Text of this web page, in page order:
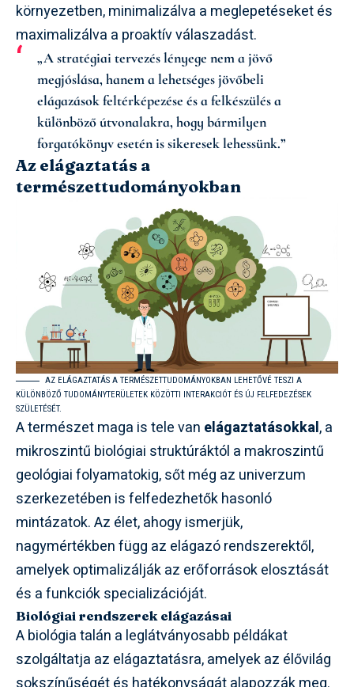
környezetben, minimalizálva a meglepetéseket és
maximalizálva a proaktív válaszadást.
„A stratégiai tervezés lényege nem a jövő
megjóslása, hanem a lehetséges jövőbeli
elágazások feltérképezése és a felkészülés a
különböző útvonalakra, hogy bármilyen
forgatókönyv esetén is sikeresek lehessünk.”
Az elágaztatás a
természettudományokban
AZ ELÁGAZTATÁS A TERMÉSZETTUDOMÁNYOKBAN LEHETŐVÉ TESZI A
KÜLÖNBÖZŐ TUDOMÁNYTERÜLETEK KÖZÖTTI INTERAKCIÓT ÉS ÚJ FELFEDEZÉSEK
SZÜLETÉSÉT.
A természet maga is tele van elágaztatásokkal, a
mikroszintű biológiai struktúráktól a makroszintű
geológiai folyamatokig, sőt még az univerzum
szerkezetében is felfedezhetők hasonló
mintázatok. Az élet, ahogy ismerjük,
nagymértékben függ az elágazó rendszerektől,
amelyek optimalizálják az erőforrások elosztását
és a funkciók specializációját.
Biológiai rendszerek elágazásai
A biológia talán a leglátványosabb példákat
szolgáltatja az elágaztatásra, amelyek az élővilág